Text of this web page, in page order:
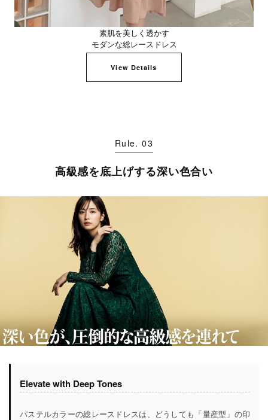
素肌を美しく透かす
モダンな総レースドレス
View Details
Rule. 03
高級感を底上げする深い色合い
Elevate with Deep Tones
パステルカラーの総レースドレスは、どうしても「量産型」の印